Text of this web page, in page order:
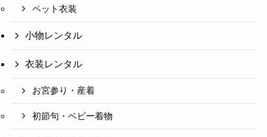
ペット衣装
小物レンタル
衣装レンタル
お宮参り・産着
初節句・ベビー着物